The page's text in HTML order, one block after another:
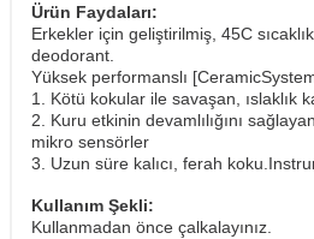
Ürün Faydaları:
Erkekler için geliştirilmiş, 45C
deodorant.
Yüksek performanslı
1. Kötü kokular ile savaşan, ıslaklık
2. Kuru etkinin devamlılığını
mikro sensörler
3. Uzun süre kalıcı, ferah
Kullanım Şekli:
Kullanmadan önce çalkalayınız.